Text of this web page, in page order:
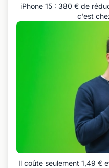
iPhone 15 : 380 € de
c'est
Il coûte seulement 1,49 €